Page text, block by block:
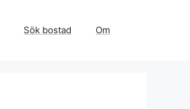
Sök bostad Om